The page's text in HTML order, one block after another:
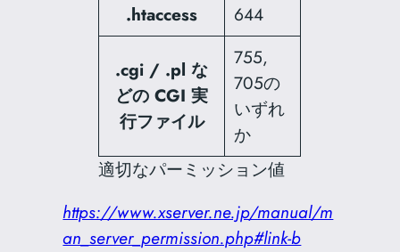
.htaccess 644
.cgi / .pl な
どの CGI 実
行ファイル
755,
705の
いずれ
か
適切なパーミッション値
https://www.xserver.ne.jp/manual/m
an_server_permission.php#link-b